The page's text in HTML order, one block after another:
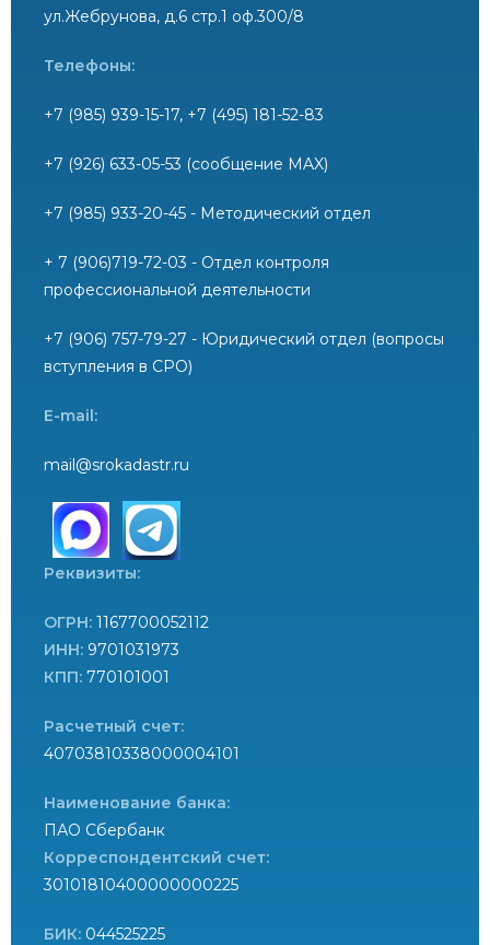
ул.Жебрунова, д.6 стр.1 оф.300/8
Телефоны:
+7 (985) 939-15-17, +7 (495) 181-52-83
+7 (926) 633-05-53 (сообщение MAX)
+7 (985) 933-20-45 - Методический отдел
+ 7 (906)719-72-03 - Отдел контроля
профессиональной деятельности
+7 (906) 757-79-27 - Юридический отдел (вопросы
вступления в СРО)
E-mail:
mail@srokadastr.ru
Реквизиты:
ОГРН: 1167700052112
ИНН: 9701031973
КПП: 770101001
Расчетный счет:
40703810338000004101
Наименование банка:
ПАО Сбербанк
Корреспондентский счет:
30101810400000000225
БИК: 044525225